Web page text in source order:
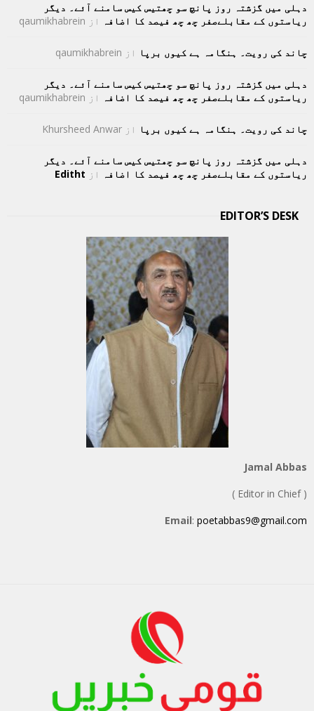
دہلی میں گزشتہ روز پانچ سو چھتیس کیس سامنے آئے۔ دیگر
ریاستوں کے مقابلےصفر چھ چھ فیصد کا اضافہ از qaumikhabrein
چاند کی رویت۔ ہنگامہ ہے کیوں برپا از qaumikhabrein
دہلی میں گزشتہ روز پانچ سو چھتیس کیس سامنے آئے۔ دیگر
ریاستوں کے مقابلےصفر چھ چھ فیصد کا اضافہ از qaumikhabrein
چاند کی رویت۔ ہنگامہ ہے کیوں برپا از Khursheed Anwar
دہلی میں گزشتہ روز پانچ سو چھتیس کیس سامنے آئے۔ دیگر
ریاستوں کے مقابلےصفر چھ چھ فیصد کا اضافہ از Editht
EDITOR’S DESK
Jamal Abbas
( Editor in Chief )
Email: poetabbas9@gmail.com